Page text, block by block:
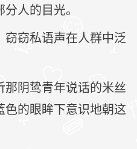
人的目光。
窃窃私语声在人群中泛
那阴鸷青年说话的米丝
的眼眸下意识地朝这